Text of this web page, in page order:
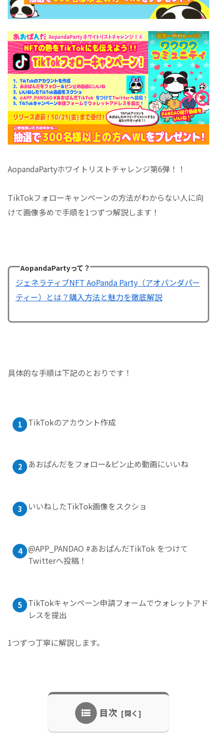
AopandaPartyホワイトリストチャレンジ第6弾！！
TikTokフォローキャンペーンの方法がわからない人に向
けて画像多めで手順を1つずつ解説します！
AopandaPartyって？
ジェネラティブNFT AoPanda Party（アオパンダパー
ティー）とは？購入方法と魅力を徹底解説
具体的な手順は下記のとおりです！
TikTokのアカウント作成
あおぱんだをフォロー&ピン止め動画にいいね
いいねしたTikTok画像をスクショ
@APP_PANDAO #あおぱんだTikTok をつけて
Twitterへ投稿！
TikTokキャンペーン申請フォームでウォレットアド
レスを提出
1つずつ丁寧に解説します。
目次